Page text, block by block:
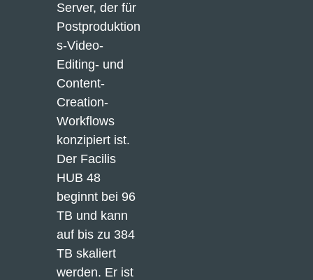
Server, der für
Postproduktion
s-Video-
Editing- und
Content-
Creation-
Workflows
konzipiert ist.
Der Facilis
HUB 48
beginnt bei 96
TB und kann
auf bis zu 384
TB skaliert
werden. Er ist